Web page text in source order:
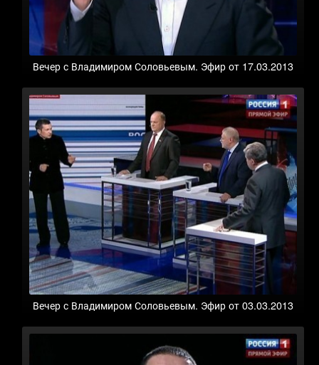
Вечер с Владимиром Соловьевым. Эфир от 17.03.2013
Вечер с Владимиром Соловьевым. Эфир от 03.03.2013